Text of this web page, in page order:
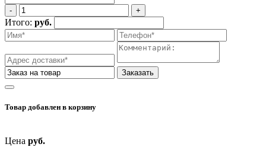
‐ +
Итого: руб.
Заказать
Товар добавлен в корзину
Цена руб.